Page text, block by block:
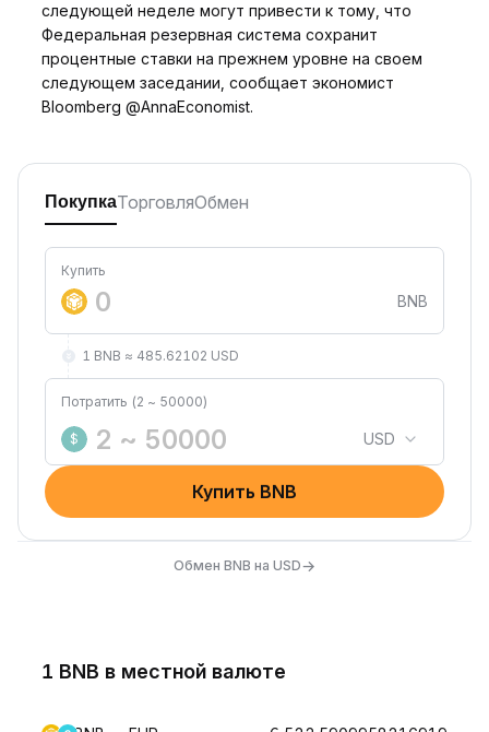
следующей неделе могут привести к тому, что
Федеральная резервная система сохранит
процентные ставки на прежнем уровне на своем
следующем заседании, сообщает экономист
Bloomberg @AnnaEconomist.
ПокупкаТорговляОбмен
Купить
BNB
1 BNB ≈ 485.62102 USD
Потратить (2 ~ 50000)
$ USD
Купить BNB
Обмен BNB на USD→
1 BNB в местной валюте